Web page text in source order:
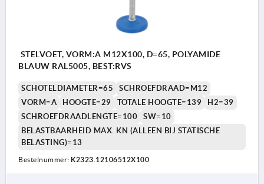
STELVOET, VORM:A M12X100, D=65, POLYAMIDE
BLAUW RAL5005, BEST:RVS
SCHOTELDIAMETER=65
SCHROEFDRAAD=M12
VORM=A
HOOGTE=29 TOTALE HOOGTE=139
H2=39
SCHROEFDRAADLENGTE=100
SW=10
BELASTBAARHEID MAX. KN (ALLEEN BIJ STATISCHE
BELASTING)=13
Bestelnummer: K2323.12106512X100